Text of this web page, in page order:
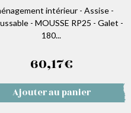
intérieur - Assise -
- MOUSSE RP25 - Galet -
180...
60,17€
Ajouter au panier